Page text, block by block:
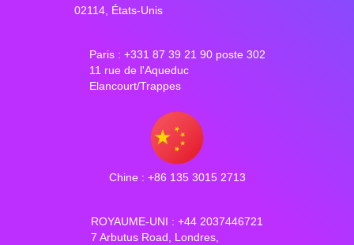
02114, États-Unis
Paris : +331 87 39 21 90 poste 302
11 rue de l'Aqueduc
Elancourt/Trappes
Chine : +86 135 3015 2713
ROYAUME-UNI : +44 2037446721
7 Arbutus Road, Londres,